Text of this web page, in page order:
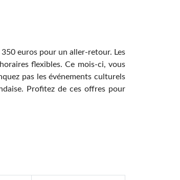
euros pour un aller-retour. Les
flexibles. Ce mois-ci, vous
pas les événements culturels
Profitez de ces offres pour